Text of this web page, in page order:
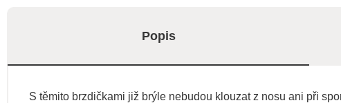
Popis
S těmito brzdičkami již brýle nebudou klouzat z nosu ani při